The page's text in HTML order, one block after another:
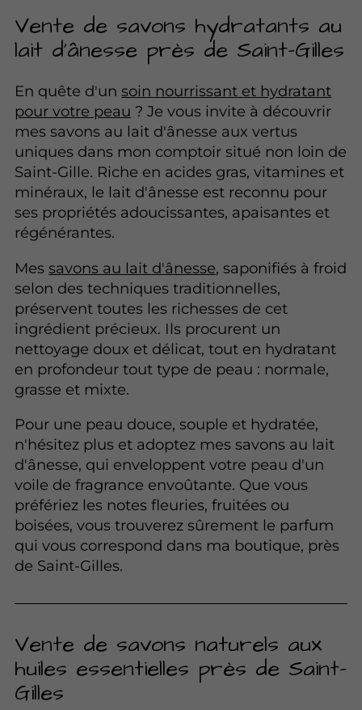
Vente de savons hydratants au
lait d'ânesse près de Saint-Gilles
En quête d'unsoin nourrissant et hydratant
pour votre peau ? Je vous invite à découvrir
mes savons au lait d'ânesse aux vertus
uniques dans mon comptoir situé non loin de
Saint-Gille. Riche en acides gras, vitamines et
minéraux, le lait d'ânesse est reconnu pour
ses propriétés adoucissantes, apaisantes et
régénérantes.
Messavons au lait d'ânesse, saponifiés à froid
selon des techniques traditionnelles,
préservent toutes les richesses de cet
ingrédient précieux. Ils procurent un
nettoyage doux et délicat, tout en hydratant
en profondeur tout type de peau : normale,
grasse et mixte.
Pour une peau douce, souple et hydratée,
n'hésitez plus et adoptez mes savons au lait
d'ânesse, qui enveloppent votre peau d'un
voile de fragrance envoûtante. Que vous
préfériez les notes fleuries, fruitées ou
boisées, vous trouverez sûrement le parfum
qui vous correspond dans ma boutique, près
de Saint-Gilles.
Vente de savons naturels aux
huiles essentielles près de Saint-
Gilles